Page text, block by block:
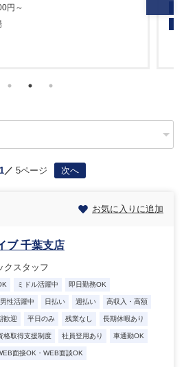
円～
1 5ページ 次へ
お気に入りに追加
ブ 千葉支店
クスタッフ
ミドル活躍中 即日勤務OK
男性活躍中 日払い 週払い 高収入・高額
歓迎 平日のみ 残業なし 長期休暇あり
格取得支援制度 社員登用あり 車通勤OK
面接OK・WEB面談OK